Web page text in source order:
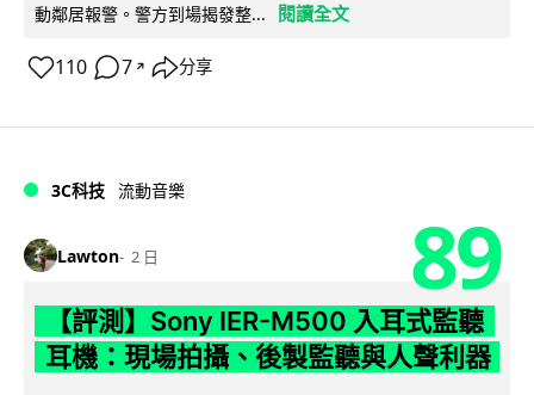
動鄰居報警。警方到場揭發整...
閱讀全文
110 7 ↗ 分享
3C科技 流動音樂
Lawton 2 日 89
【評測】Sony IER-M500 入耳式監聽
耳機：現場拍攝、後製監聽與人聲利器